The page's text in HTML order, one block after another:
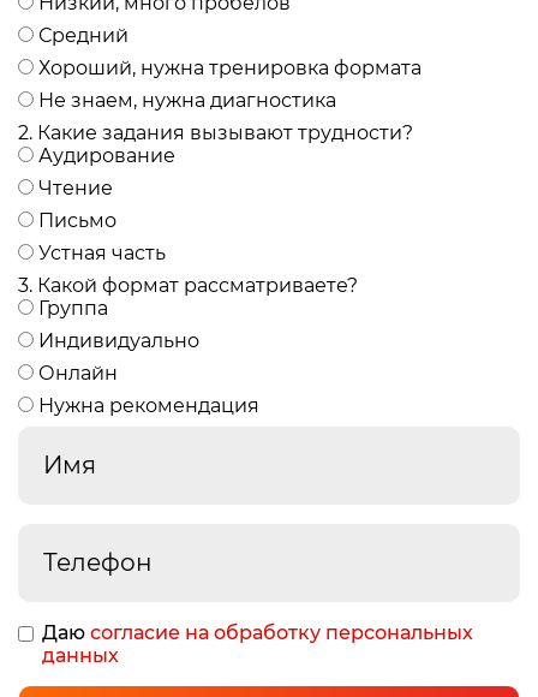
Средний
Хороший, нужна тренировка формата
Не знаем, нужна диагностика
2. Какие задания вызывают трудности?
Аудирование
Чтение
Письмо
Устная часть
3. Какой формат рассматриваете?
Группа
Индивидуально
Онлайн
Нужна рекомендация
Даю согласие на обработку персональных
данных